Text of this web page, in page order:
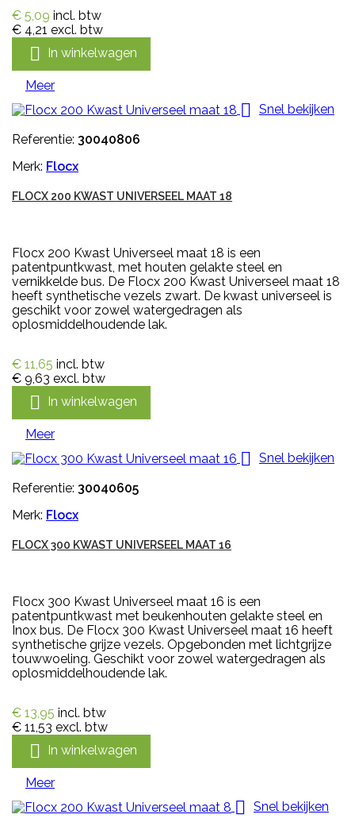
€ 5,09 incl. btw
€ 4,21 excl. btw
 In winkelwagen
Meer
 Snel bekijken
Referentie: 30040806
Merk: Flocx
FLOCX 200 KWAST UNIVERSEEL MAAT 18
Flocx 200 Kwast Universeel maat 18 is een
patentpuntkwast, met houten gelakte steel en
vernikkelde bus. De Flocx 200 Kwast Universeel maat 18
heeft synthetische vezels zwart. De kwast universeel is
geschikt voor zowel watergedragen als
oplosmiddelhoudende lak.
€ 11,65 incl. btw
€ 9,63 excl. btw
 In winkelwagen
Meer
 Snel bekijken
Referentie: 30040605
Merk: Flocx
FLOCX 300 KWAST UNIVERSEEL MAAT 16
Flocx 300 Kwast Universeel maat 16 is een
patentpuntkwast met beukenhouten gelakte steel en
Inox bus. De Flocx 300 Kwast Universeel maat 16 heeft
synthetische grijze vezels. Opgebonden met lichtgrijze
touwwoeling. Geschikt voor zowel watergedragen als
oplosmiddelhoudende lak.
€ 13,95 incl. btw
€ 11,53 excl. btw
 In winkelwagen
Meer
 Snel bekijken